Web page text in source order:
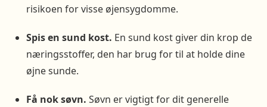
risikoen for visse øjensygdomme.
Spis en sund kost. En sund kost giver din krop de
næringsstoffer, den har brug for til at holde dine
øjne sunde.
Få nok søvn. Søvn er vigtigt for dit generelle